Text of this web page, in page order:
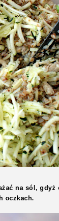
na sól, gdyż
oczkach.